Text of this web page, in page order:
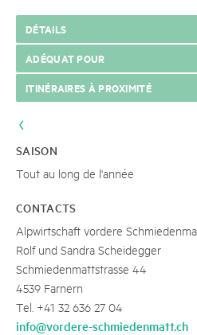
DÉTAILS
ADÉQUAT POUR
ITINÉRAIRES À PROXIMITÉ
SAISON
Tout au long de l'année
CONTACTS
Alpwirtschaft vordere
Rolf und Sandra Scheidegger
Schmiedenmattstrasse 44
4539 Farnern
Tel. +41 32 636 27 04
info@vordere-schmiedenmatt.ch